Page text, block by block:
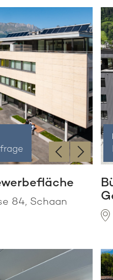
‹ ›
84, Schaan